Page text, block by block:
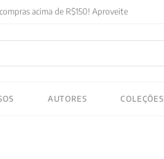
acima de R$150! Aproveite
AUTORES COLEÇÕES